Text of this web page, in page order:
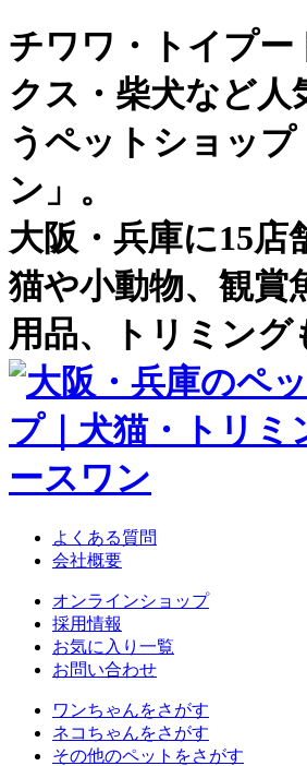
チワワ・トイプー
クス・柴犬など人
うペットショップ
ン」。
大阪・兵庫に15店
猫や小動物、観賞
用品、トリミング
よくある質問
会社概要
オンラインショップ
採用情報
お気に入り一覧
お問い合わせ
ワンちゃんをさがす
ネコちゃんをさがす
その他のペット をさがす